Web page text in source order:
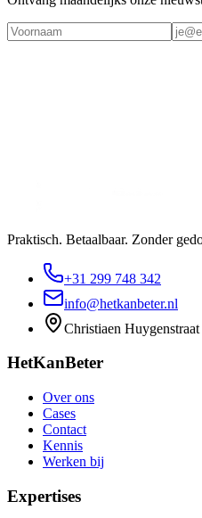
Praktisch. Betaalbaar. Zonder
+31 299 748 342
info@hetkanbeter.nl
Christiaen
HetKanBeter
Over ons
Cases
Contact
Kennis
Werken bij
Expertises